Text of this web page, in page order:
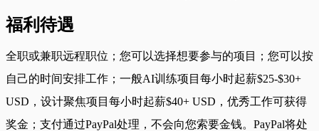
福利待遇
全职或兼职远程职位；您可以选择想要参与的项目；您可以按
自己的时间安排工作；一般AI训练项目每小时起薪$25-$30+
USD，设计聚焦项目每小时起薪$40+ USD，优秀工作可获得
奖金；支付通过PayPal处理，不会向您索要金钱。PayPal将处